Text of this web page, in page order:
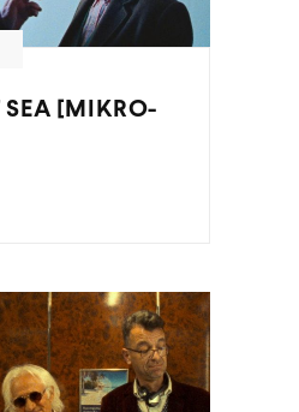
SEA [MIKRO-